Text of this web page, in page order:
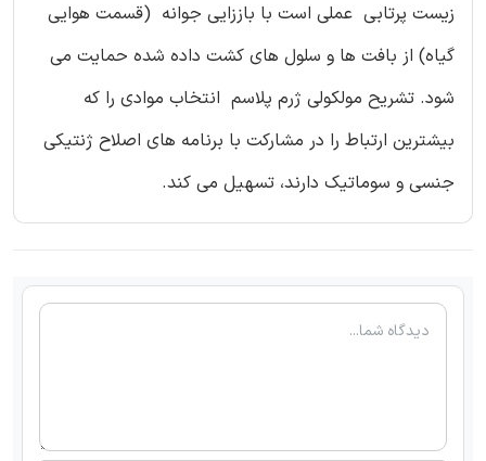
زیست پرتابی عملی است با باززایی جوانه (قسمت هوایی
گیاه) از بافت ها و سلول های کشت داده شده حمایت می
شود. تشریح مولکولی ژرم پلاسم انتخاب موادی را که
بیشترین ارتباط را در مشارکت با برنامه های اصلاح ژنتیکی
جنسی و سوماتیک دارند، تسهیل می کند.